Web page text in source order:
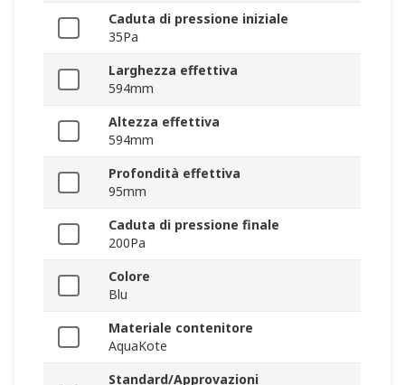
Caduta di pressione iniziale
35Pa
Larghezza effettiva
594mm
Altezza effettiva
594mm
Profondità effettiva
95mm
Caduta di pressione finale
200Pa
Colore
Blu
Materiale contenitore
AquaKote
Standard/Approvazioni